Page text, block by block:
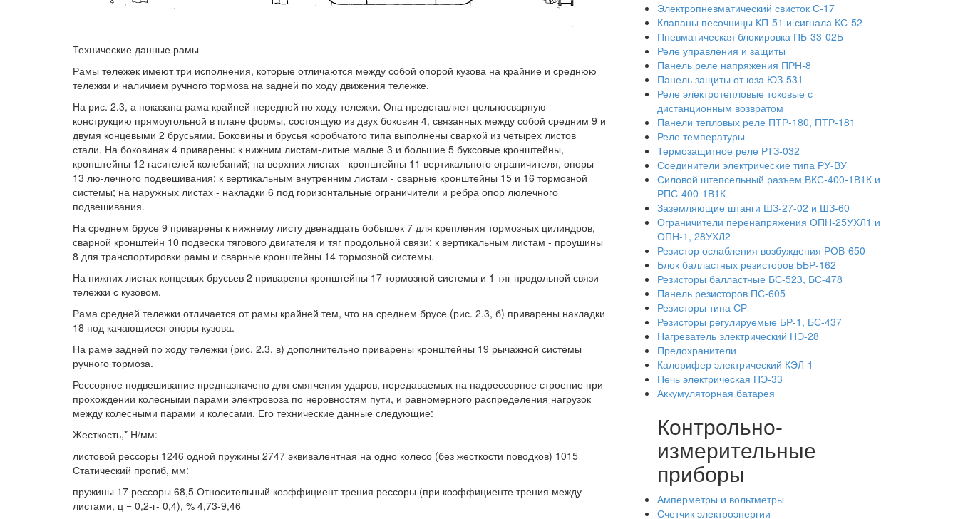
Технические данные рамы
Рамы тележек имеют три исполнения, которые отличаются между собой опорой кузова на крайние и среднюю
тележки и наличием ручного тормоза на задней по ходу движения тележке.
На рис. 2.3, а показана рама крайней передней по ходу тележки. Она представляет цельносварную
конструкцию прямоугольной в плане формы, состоящую из двух боковин 4, связанных между собой средним 9 и
двумя концевыми 2 брусьями. Боковины и брусья коробчатого типа выполнены сваркой из четырех листов
стали. На боковинах 4 приварены: к нижним листам-литые малые 3 и большие 5 буксовые кронштейны,
кронштейны 12 гасителей колебаний; на верхних листах - кронштейны 11 вертикального ограничителя, опоры
13 лю-лечного подвешивания; к вертикальным внутренним листам - сварные кронштейны 15 и 16 тормозной
системы; на наружных листах - накладки 6 под горизонтальные ограничители и ребра опор люлечного
подвешивания.
На среднем брусе 9 приварены к нижнему листу двенадцать бобышек 7 для крепления тормозных цилиндров,
сварной кронштейн 10 подвески тягового двигателя и тяг продольной связи; к вертикальным листам - проушины
8 для транспортировки рамы и сварные кронштейны 14 тормозной системы.
На нижних листах концевых брусьев 2 приварены кронштейны 17 тормозной системы и 1 тяг продольной связи
тележки с кузовом.
Рама средней тележки отличается от рамы крайней тем, что на среднем брусе (рис. 2.3, б) приварены накладки
18 под качающиеся опоры кузова.
На раме задней по ходу тележки (рис. 2.3, в) дополнительно приварены кронштейны 19 рычажной системы
ручного тормоза.
Рессорное подвешивание предназначено для смягчения ударов, передаваемых на надрессорное строение при
прохождении колесными парами электровоза по неровностям пути, и равномерного распределения нагрузок
между колесными парами и колесами. Его технические данные следующие:
Жесткость,* Н/мм:
листовой рессоры 1246 одной пружины 2747 эквивалентная на одно колесо (без жесткости поводков) 1015
Статический прогиб, мм:
пружины 17 рессоры 68,5 Относительный коэффициент трения рессоры (при коэффициенте трения между
листами, ц = 0,2-г- 0,4), % 4,73-9,46
Электропневматический свисток С-17
Клапаны песочницы КП-51 и сигнала КС-52
Пневматическая блокировка ПБ-33-02Б
Реле управления и защиты
Панель реле напряжения ПРН-8
Панель защиты от юза ЮЗ-531
Реле электротепловые токовые с
дистанционным возвратом
Панели тепловых реле ПТР-180, ПТР-181
Реле температуры
Термозащитное реле РТЗ-032
Соединители электрические типа РУ-ВУ
Силовой штепсельный разъем ВКС-400-1В1К и
РПС-400-1В1К
Заземляющие штанги ШЗ-27-02 и ШЗ-60
Ограничители перенапряжения ОПН-25УХЛ1 и
ОПН-1, 28УХЛ2
Резистор ослабления возбуждения РОВ-650
Блок балластных резисторов ББР-162
Резисторы балластные БС-523, БС-478
Панель резисторов ПС-605
Резисторы типа СР
Резисторы регулируемые БР-1, БС-437
Нагреватель электрический НЭ-28
Предохранители
Калорифер электрический КЭЛ-1
Печь электрическая ПЭ-33
Аккумуляторная батарея
Контрольно-
измерительные
приборы
Амперметры и вольтметры
Счетчик электроэнергии